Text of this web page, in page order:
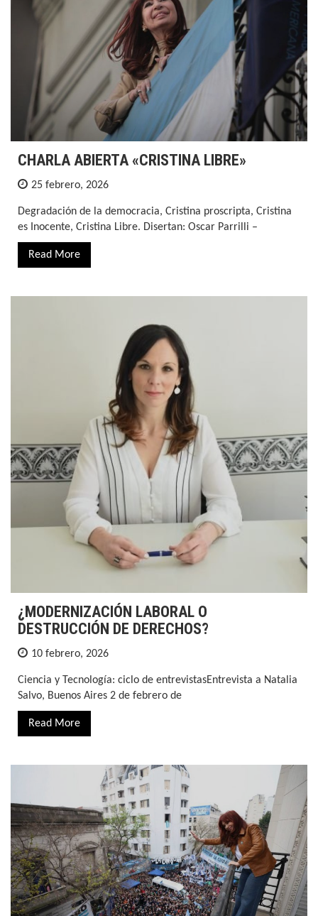
CHARLA ABIERTA «CRISTINA LIBRE»
25 febrero, 2026
Degradación de la democracia, Cristina proscripta, Cristina
es Inocente, Cristina Libre. Disertan: Oscar Parrilli –
Read More
¿MODERNIZACIÓN LABORAL O
DESTRUCCIÓN DE DERECHOS?
10 febrero, 2026
Ciencia y Tecnología: ciclo de entrevistasEntrevista a Natalia
Salvo, Buenos Aires 2 de febrero de
Read More